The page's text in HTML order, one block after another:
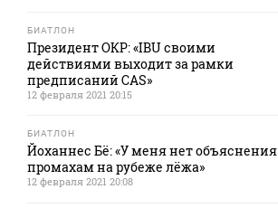
БИАТЛОН
Президент ОКР: «IBU своими
действиями выходит за рамки
предписаний CAS»
12 февраля 2021 20:15
БИАТЛОН
Йоханнес Бё: «У меня нет объяснения
промахам на рубеже лёжа»
12 февраля 2021 20:08